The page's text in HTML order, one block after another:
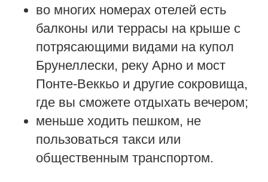
во многих номерах отелей есть
балконы или террасы на крыше с
потрясающими видами на купол
Брунеллески, реку Арно и мост
Понте-Веккьо и другие сокровища,
где вы сможете отдыхать вечером;
меньше ходить пешком, не
пользоваться такси или
общественным транспортом.